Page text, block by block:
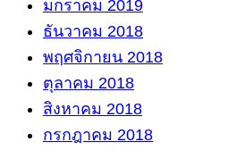
มกราคม 2019
ธันวาคม 2018
พฤศจิกายน 2018
ตุลาคม 2018
สิงหาคม 2018
กรกฎาคม 2018